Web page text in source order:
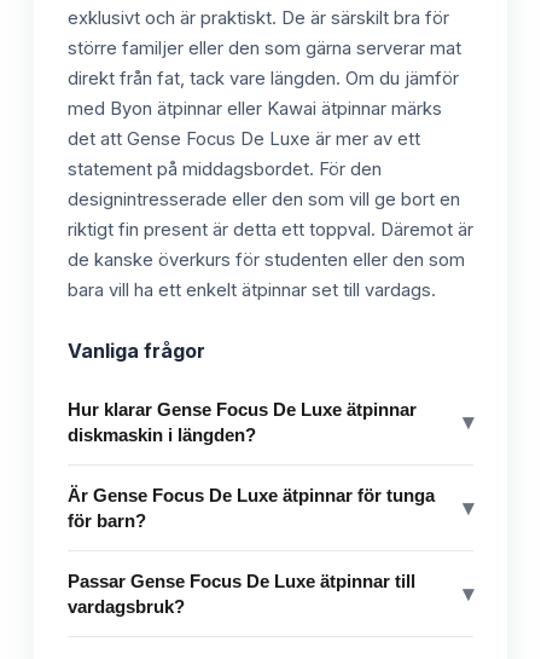
exklusivt och är praktiskt. De är särskilt bra för
större familjer eller den som gärna serverar mat
direkt från fat, tack vare längden. Om du jämför
med Byon ätpinnar eller Kawai ätpinnar märks
det att Gense Focus De Luxe är mer av ett
statement på middagsbordet. För den
designintresserade eller den som vill ge bort en
riktigt fin present är detta ett toppval. Däremot är
de kanske överkurs för studenten eller den som
bara vill ha ett enkelt ätpinnar set till vardags.
Vanliga frågor
Hur klarar Gense Focus De Luxe ätpinnar
diskmaskin i längden?
▾
Är Gense Focus De Luxe ätpinnar för tunga
för barn?
▾
Passar Gense Focus De Luxe ätpinnar till
vardagsbruk?
▾